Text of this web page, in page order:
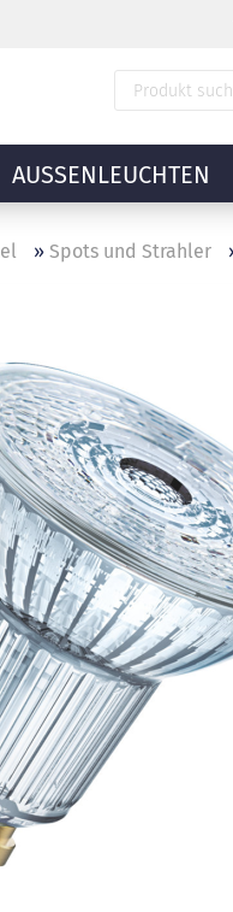
AUSSENLEUCHTEN
» Spots und Strahler